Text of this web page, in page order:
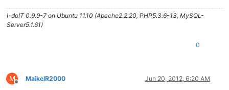
I-doIT 0.9.9-7 on Ubuntu 11.10 (Apache2.2.20, PHP5.3.6-13, MySQL-
Server5.1.61)
0
M
Offline
MaikelR2000 Jun 20, 2012, 6:20 AM